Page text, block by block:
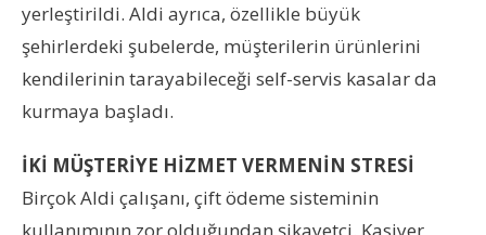
yerleştirildi. Aldi ayrıca, özellikle büyük
şehirlerdeki şubelerde, müşterilerin ürünlerini
kendilerinin tarayabileceği self-servis kasalar da
kurmaya başladı.
İKİ MÜŞTERİYE HİZMET VERMENİN STRESİ
Birçok Aldi çalışanı, çift ödeme sisteminin